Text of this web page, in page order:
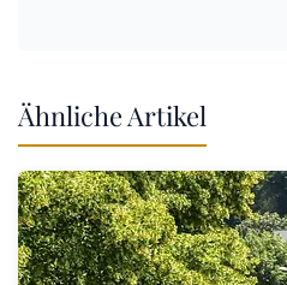
Ähnliche Artikel